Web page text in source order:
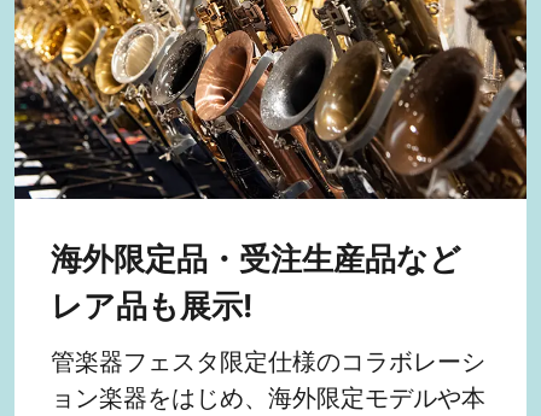
海外限定品・受注生産品など
レア品も展示!
管楽器フェスタ限定仕様のコラボレーシ
ョン楽器をはじめ、海外限定モデルや本